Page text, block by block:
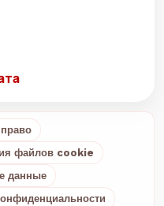
файлов cookie
данные